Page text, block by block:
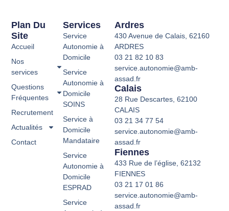
Services
Service
Autonomie à
Domicile
Service
Autonomie à
Domicile
SOINS
Service à
Domicile
Mandataire
Service
Autonomie à
Domicile
ESPRAD
Service
Plan Du
Site
Accueil
Nos
services
Questions
Fréquentes
Recrutement
Actualités
Contact
Ardres
430 Avenue de Calais, 62160
ARDRES
03 21 82 10 83
service.autonomie@amb-
assad.fr
Calais
28 Rue Descartes, 62100
CALAIS
03 21 34 77 54
service.autonomie@amb-
assad.fr
Fiennes
433 Rue de l’église, 62132
FIENNES
03 21 17 01 86
service.autonomie@amb-
assad.fr